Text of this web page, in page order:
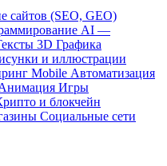
сайтов (SEO, GEO)
AI —
3D Графика
и иллюстрации
Mobile Автоматизация
Игры
и блокчейн
Социальные сети